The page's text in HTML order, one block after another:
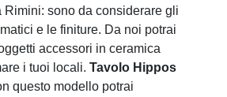
sono da considerare gli
e le finiture. Da noi potrai
accessori in ceramica
i tuoi locali. Tavolo Hippos
questo modello potrai